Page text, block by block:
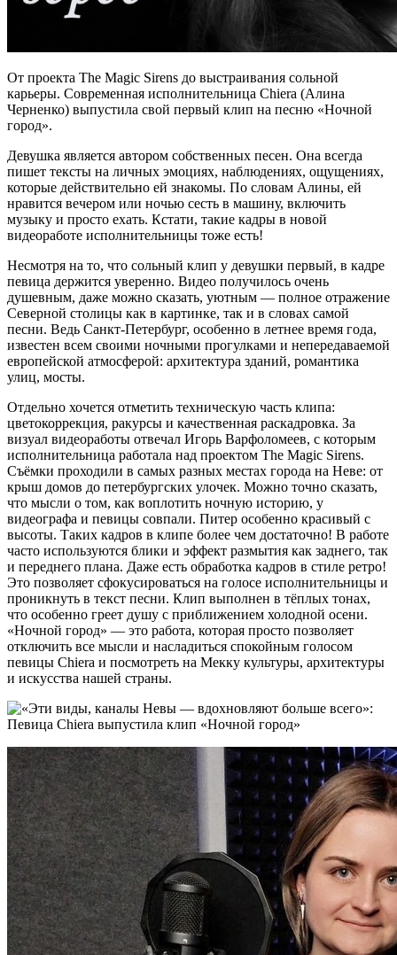
От проекта The Magic Sirens до выстраивания сольной
карьеры. Современная исполнительница Chiera (Алина
Черненко) выпустила свой первый клип на песню «Ночной
город».
Девушка является автором собственных песен. Она всегда
пишет тексты на личных эмоциях, наблюдениях, ощущениях,
которые действительно ей знакомы. По словам Алины, ей
нравится вечером или ночью сесть в машину, включить
музыку и просто ехать. Кстати, такие кадры в новой
видеоработе исполнительницы тоже есть!
Несмотря на то, что сольный клип у девушки первый, в кадре
певица держится уверенно. Видео получилось очень
душевным, даже можно сказать, уютным — полное отражение
Северной столицы как в картинке, так и в словах самой
песни. Ведь Санкт-Петербург, особенно в летнее время года,
известен всем своими ночными прогулками и непередаваемой
европейской атмосферой: архитектура зданий, романтика
улиц, мосты.
Отдельно хочется отметить техническую часть клипа:
цветокоррекция, ракурсы и качественная раскадровка. За
визуал видеоработы отвечал Игорь Варфоломеев, с которым
исполнительница работала над проектом The Magic Sirens.
Съёмки проходили в самых разных местах города на Неве: от
крыш домов до петербургских улочек. Можно точно сказать,
что мысли о том, как воплотить ночную историю, у
видеографа и певицы совпали. Питер особенно красивый с
высоты. Таких кадров в клипе более чем достаточно! В работе
часто используются блики и эффект размытия как заднего, так
и переднего плана. Даже есть обработка кадров в стиле ретро!
Это позволяет сфокусироваться на голосе исполнительницы и
проникнуть в текст песни. Клип выполнен в тёплых тонах,
что особенно греет душу с приближением холодной осени.
«Ночной город» — это работа, которая просто позволяет
отключить все мысли и насладиться спокойным голосом
певицы Chiera и посмотреть на Мекку культуры, архитектуры
и искусства нашей страны.